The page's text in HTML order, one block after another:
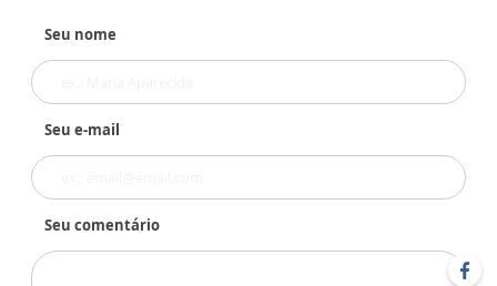
Seu nome
Seu e-mail
Seu comentário